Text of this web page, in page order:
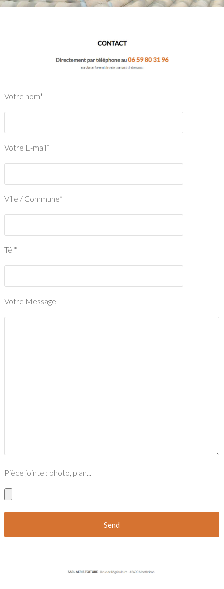
Votre nom*
Votre E-mail*
Ville / Commune*
Tél*
Votre Message
Pièce jointe : photo, plan...